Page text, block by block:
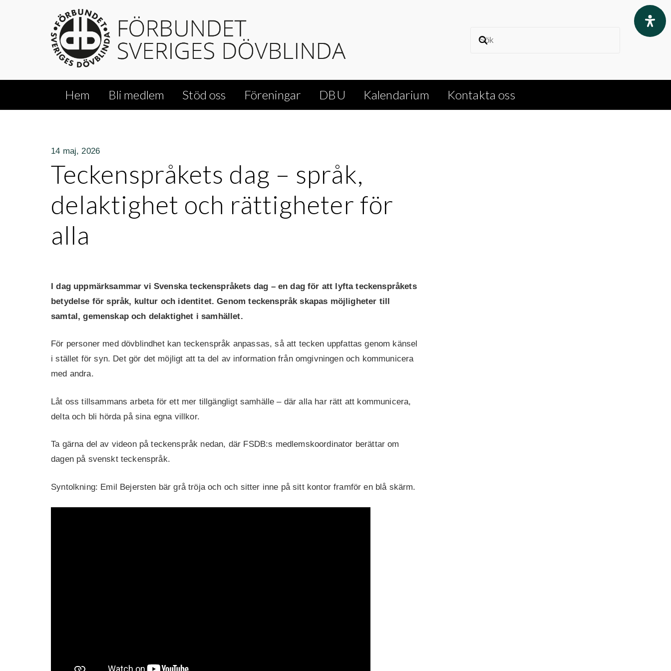
Hem Bli medlem Stöd oss Föreningar DBU Kalendarium Kontakta oss
14 maj, 2026
Teckenspråkets dag – språk,
delaktighet och rättigheter för
alla
I dag uppmärksammar vi Svenska teckenspråkets dag – en dag för att lyfta teckenspråkets
betydelse för språk, kultur och identitet.Genom teckenspråk skapas möjligheter till
samtal, gemenskap och delaktighet i samhället.
För personer med dövblindhet kan teckenspråk anpassas, så att tecken uppfattas genom känsel
i stället för syn. Det gör det möjligt att ta del av information från omgivningen och kommunicera
med andra.
Låt oss tillsammans arbeta för ett mer tillgängligt samhälle – där alla har rätt att kommunicera,
delta och bli hörda på sina egna villkor.
Ta gärna del av videon på teckenspråk nedan, där FSDB:s medlemskoordinator berättar om
dagen på svenskt teckenspråk.
Syntolkning: Emil Bejersten bär grå tröja och och sitter inne på sitt kontor framför en blå skärm.